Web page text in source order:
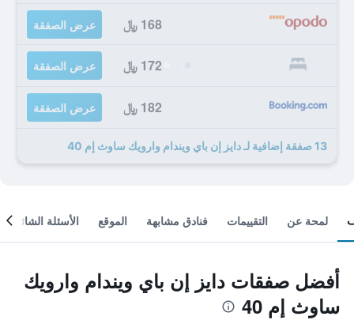
168 ﷼ عرض الصفقة
172 ﷼ عرض الصفقة
182 ﷼ عرض الصفقة
13 صفقة إضافية لـ دايز إن باي ويندام وارويك ساوث إم 40
لمحة عن التقييمات فنادق مشابهة الموقع الأسئلة الشائعة
أفضل صفقات دايز إن باي ويندام وارويك
ساوث إم 40